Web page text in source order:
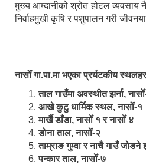
मुख्य आम्दानीको श्रोत होटल व्यवसाय नै
निर्वाहमुखी कृषि र पशुपालन गरी
नासोँ गा.पा.मा भएका प्रर्यटकीय
ताल गाउँमा अवस्थीत झर्ना,
आखे कुटु धार्मिक स्थल, नासोँ-१
मार्खै डाँडा, नासोँ १ र नासोँ ४
डाेना ताल, नासोँ-२
ताम्राङ गुम्वा र नाचै गाउँ
पन्कार ताल, नासोँ-७